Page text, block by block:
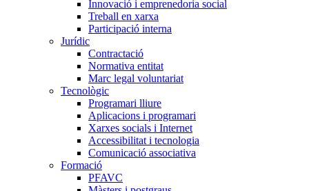
Innovació i emprenedoria social
Treball en xarxa
Participació interna
Jurídic
Contractació
Normativa entitat
Marc legal voluntariat
Tecnològic
Programari lliure
Aplicacions i programari
Xarxes socials i Internet
Accessibilitat i tecnologia
Comunicació associativa
Formació
PFAVC